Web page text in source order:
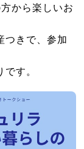
から楽しいお
つきで、参加
す。